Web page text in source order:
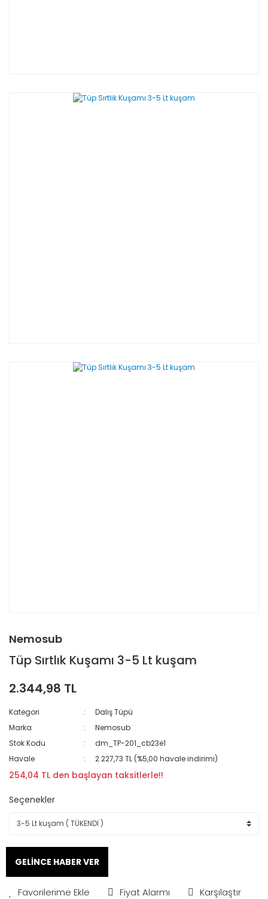
Nemosub
Tüp Sırtlık Kuşamı 3-5 Lt kuşam
2.344,98 TL
Kategori
Dalış Tüpü
Marka
Nemosub
Stok Kodu
dm_TP-201_cb23e1
Havale
2.227,73 TL (%5,00 havale indirimi)
254,04 TL den başlayan taksitlerle!!
Seçenekler
GELİNCE HABER VER
Fiyat Alarmı Karşılaştır